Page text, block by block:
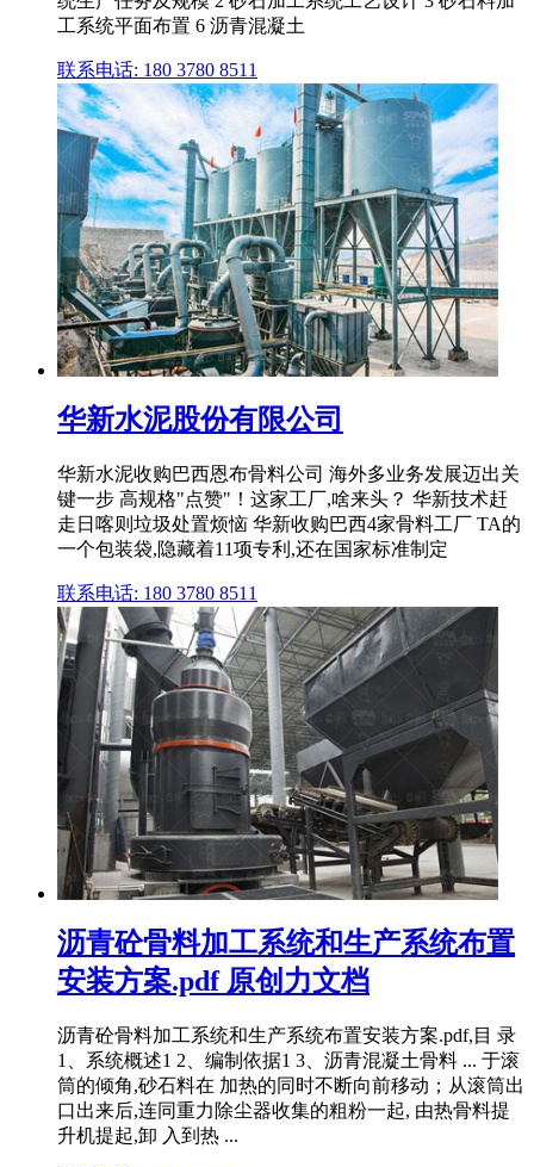
工系统平面布置 6 沥青混凝土
联系电话: 180 3780 8511
华新水泥股份有限公司
华新水泥收购巴西恩布骨料公司 海外多业务发展迈出关
键一步 高规格"点赞"！这家工厂,啥来头？ 华新技术赶
走日喀则垃圾处置烦恼 华新收购巴西4家骨料工厂 TA的
一个包装袋,隐藏着11项专利,还在国家标准制定
联系电话: 180 3780 8511
沥青砼骨料加工系统和生产系统布置
安装方案.pdf 原创力文档
沥青砼骨料加工系统和生产系统布置安装方案.pdf,目 录
1、系统概述1 2、编制依据1 3、沥青混凝土骨料 ... 于滚
筒的倾角,砂石料在 加热的同时不断向前移动；从滚筒出
口出来后,连同重力除尘器收集的粗粉一起, 由热骨料提
升机提起,卸 入到热 ...